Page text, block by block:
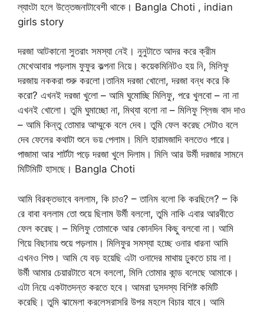
ল্যাংটা হলে উত্তেজনাটাবেশী থাকে। Bangla Choti , indian
girls story
দরজা আটকানো সুতরাং সমস্যা নেই। নুনুটাতে আদর করে ক্রীম
মেখেআবার পড়লাম ফুফুর কল্পনা নিয়ে। কয়েকমিনিটও হয় নি, মিলিফু
দরজায় নককরা শুরু করলো।তানিম দরজা খোলো, দরজা বন্ধ করে কি
করো? এখনই দরজা খুলো – আমি ঘুমোচ্ছি মিলিফু, পরে খুলবো – না না
এখনই খোলো। তুমি ঘুমাচ্ছো না, মিথ্যা বলো না – মিলিফু প্লিজ বাদ দাও
– আমি কিন্তু তোমার আম্মুকে বলে দেব। তুমি ফেল করেছ সেটাও বলে
দেব ফেলের কথাটা শুনে ভয় পেলাম। মিলি হারামজাদি বলতেও পারে।
পাজামা আর শার্টটা পড়ে দরজা খুলে দিলাম। মিলি আর উর্মী দরজার সামনে
মিটিমিটি হাসছে। Bangla Choti
আমি বিরক্তভাবে বললাম, কি চাও? – তানিম বলো কি করছিলে? – কি
রে বাবা বললাম তো শুয়ে ছিলাম উর্মী বললো, তুমি নাকি এবার আরবীতে
ফেল করেছ। – মিলিফু তোমাকে আর কোনদিন কিছু বলবো না। আমি
গিয়ে বিছানায় শুয়ে পড়লাম। মিলিফুর সমস্যা হচ্ছে ওনার ধারনা আমি
এখনও শিশু। আমি যে বড় হয়েছি এটা ওনাদের মাথায় ঢুকতে চায় না।
উর্মী আমার চেয়ারটাতে বসে বললো, মিলি তোমার কান্ড বলেছে আমাকে।
এটা নিয়ে একটাতদন্ত করতে হবে। আমরা দুসদস্য বিশিষ্ট কমিটি
করেছি। তুমি ঝামেলা করলেসরাসরি উপর মহলে বিচার যাবে। আমি